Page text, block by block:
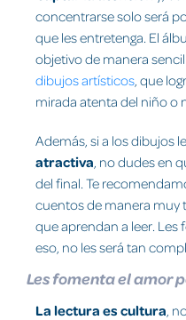
concentrarse solo será
que les entretenga. El
objetivo de manera
dibujos artísticos , que
mirada atenta del niño o
Además, si a los dibujos
atractiva , no dudes en
del final. Te
cuentos de manera muy
que aprendan a leer.
eso, no les será tan
Les fomenta el amor
La lectura es cultura ,